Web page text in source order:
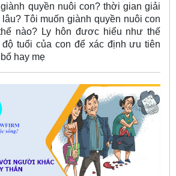
quyền nuôi con? thời gian giải
Tôi muốn giành quyền nuôi con
nào? Ly hôn đươc hiểu như thế
tuổi của con để xác định ưu tiên
hay mẹ